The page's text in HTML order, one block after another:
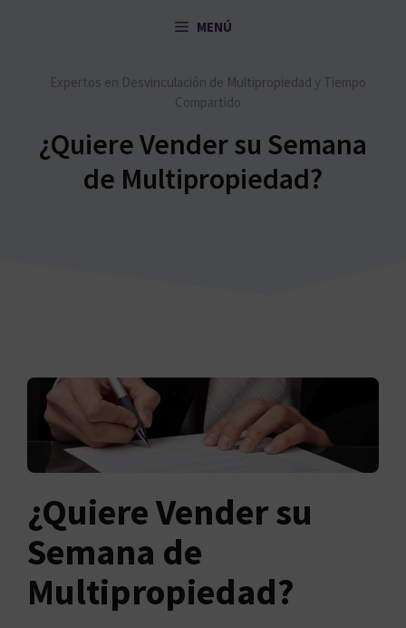
MENÚ
Expertos en Desvinculación de Multipropiedad y Tiempo
Compartido
¿Quiere Vender su Semana
de Multipropiedad?
¿Quiere Vender su
Semana de
Multipropiedad?